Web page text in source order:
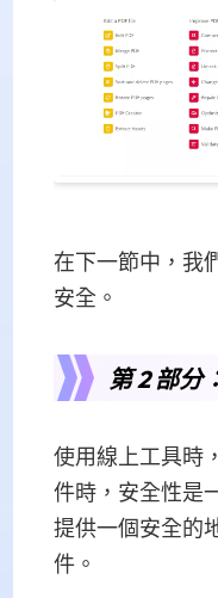
在下一節中，我
安全。
第 2 部分
使用線上工具時
件時，安全性是
提供一個安全的
件。